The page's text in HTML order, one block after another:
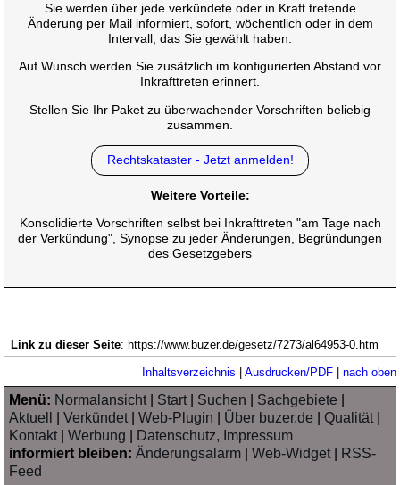
Sie werden über jede verkündete oder in Kraft tretende
Änderung per Mail informiert, sofort, wöchentlich oder in dem
Intervall, das Sie gewählt haben.
Auf Wunsch werden Sie zusätzlich im konfigurierten Abstand vor
Inkrafttreten erinnert.
Stellen Sie Ihr Paket zu überwachender Vorschriften beliebig
zusammen.
Rechtskataster - Jetzt anmelden!
Weitere Vorteile:
Konsolidierte Vorschriften selbst bei Inkrafttreten "am Tage nach
der Verkündung", Synopse zu jeder Änderungen, Begründungen
des Gesetzgebers
Link zu dieser Seite: https://www.buzer.de/gesetz/7273/al64953-0.htm
Inhaltsverzeichnis Ausdrucken/PDF| nach oben
Menü: Normalansicht| Start| Suchen Sachgebiete
Aktuell
|Verkündet|Web-Plugin Über buzer.de |Qualität|
Kontakt|Werbung
Datenschutz, Impressum
informiert bleiben: Änderungsalarm |Web-Widget|
RSS-
Feed